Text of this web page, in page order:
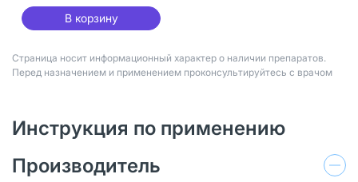
В корзину
Страница носит информационный характер о наличии препаратов.
Перед назначением и применением проконсультируйтесь с врачом
Инструкция по применению
Производитель